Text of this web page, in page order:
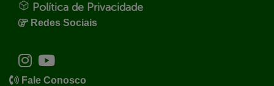
Política de Privacidade
Redes Sociais
Fale Conosco